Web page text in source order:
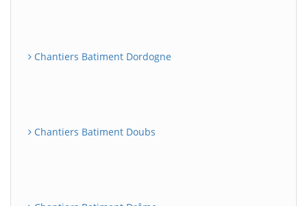
Chantiers Batiment Dordogne
Chantiers Batiment Doubs